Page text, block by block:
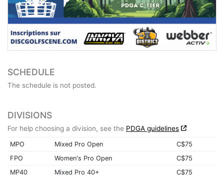
SCHEDULE
The schedule is not posted.
DIVISIONS
For help choosing a division, see the PDGA guidelines
MPO Mixed Pro Open
C$75
FPO
Women's Pro Open
C$75
MP40
Mixed Pro 40+
C$75